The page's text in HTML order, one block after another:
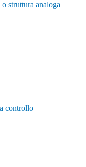
struttura analoga
controllo